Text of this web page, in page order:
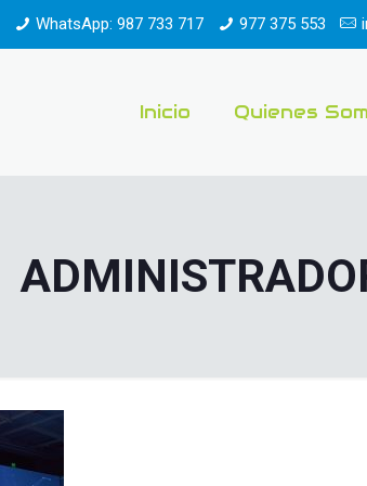
WhatsApp: 987 733 717 977 375 553
Inicio Quienes